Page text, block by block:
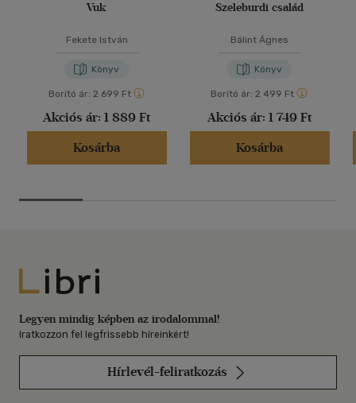
Vuk
Fekete István
Könyv
Borító ár: 2 699 Ft
Akciós ár: 1 889 Ft
Kosárba
Szeleburdi család
Bálint Ágnes
Könyv
Borító ár: 2 499 Ft
Akciós ár: 1 749 Ft
Kosárba
Libri
Legyen mindig képben az irodalommal!
Iratkozzon fel legfrissebb híreinkért!
Hírlevél-feliratkozás